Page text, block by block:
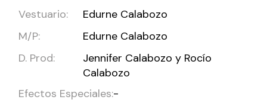
Vestuario:
Edurne Calabozo
M/P:
Edurne Calabozo
D. Prod:
Jennifer Calabozo y Rocío
Calabozo
Efectos Especiales:-